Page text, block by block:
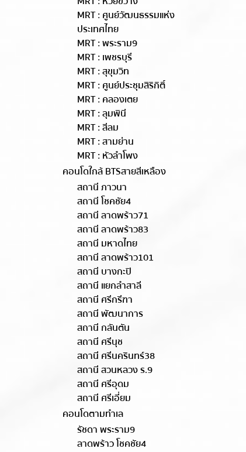
MRT : ศูนย์วัฒนธรรมแห่ง
ประเทศไทย
MRT : พระราม9
MRT : เพชรบุรี
MRT : สุขุมวิท
MRT : ศูนย์ประชุมสิริกิติ์
MRT : คลองเตย
MRT : ลุมพินี
MRT : สีลม
MRT : สามย่าน
MRT : หัวลำโพง
คอนโดใกล้ BTSสายสีเหลือง
สถานี ภาวนา
สถานี โชคชัย4
สถานี ลาดพร้าว71
สถานี ลาดพร้าว83
สถานี มหาดไทย
สถานี ลาดพร้าว101
สถานี บางกะปิ
สถานี แยกลำสาลี
สถานี ศรีกรีฑา
สถานี พัฒนาการ
สถานี กลันตัน
สถานี ศรีนุช
สถานี ศรีนครินทร์38
สถานี สวนหลวง ร.9
สถานี ศรีอุดม
สถานี ศรีเอี่ยม
คอนโดตามทำเล
รัชดา พระราม9
ลาดพร้าว โชคชัย4